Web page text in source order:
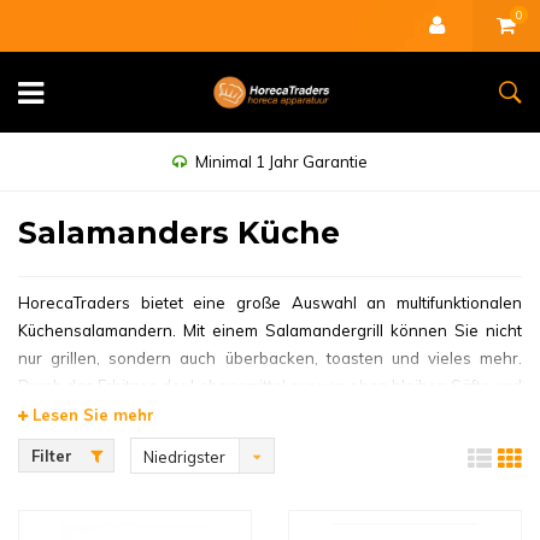
0
Minimal 1 Jahr Garantie
Salamanders Küche
HorecaTraders bietet eine große Auswahl an multifunktionalen
Küchensalamandern. Mit einem Salamandergrill können Sie nicht
nur grillen, sondern auch überbacken, toasten und vieles mehr.
Durch das Erhitzen der Lebensmittel nur von oben bleiben Säfte und
Feuchtigkeit an der Unterseite der Lebensmittel erhalten, was dem
Geschmack und der Saftigkeit zugutekommt.
Lesen Sie mehr
Filter
Niedrigster